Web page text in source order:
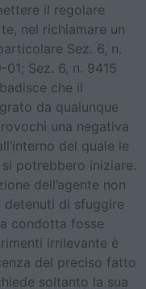
il regolare
nel richiamare un
Sez. 6, n.
Sez. 6, n. 9415
che il
da qualunque
una negativa
del quale le
potrebbero iniziare.
dell’agente non
detenuti di sfuggire
condotta fosse
irrilevante è
del preciso fatto
soltanto la sua